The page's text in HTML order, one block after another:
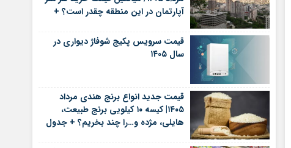
آپارتمان در این منطقه چقدر است؟ +
قیمت سرویس پکیج شوفاژ دیواری در
سال ۱۴۰۵
قیمت جدید انواع برنج هندی مرداد
۱۴۰۵| کیسه ۱۰ کیلویی برنج طبیعت،
هایلی، مژده و…را چند بخریم؟ + جدول